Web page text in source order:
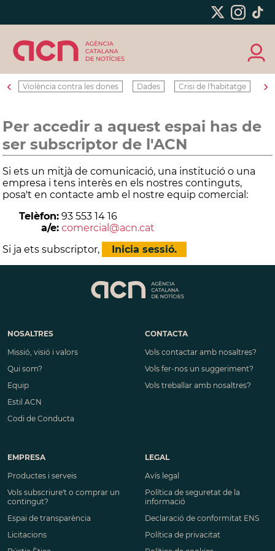
‹ Violència contra les dones Dades Crisi de l'habitatge ›
Per accedir a aquest espai has de
ser subscriptor de l'ACN
Si ets un mitjà de comunicació, una institució o una
empresa i tens interès en els nostres continguts,
posa't en contacte amb el nostre equip comercial:
Telèfon: 93 553 14 16
a/e: comercial@acn.cat
Si ja ets subscriptor, Inicia sessió.
NOSALTRES
Missió, visió i valors
Qui som?
Equip
Estil ACN
Codi de Conducta
CONTACTA
Vols contactar amb nosaltres?
Vols fer-nos un suggeriment?
Vols treballar amb nosaltres?
EMPRESA
Productes i serveis
Vols subscriure't o comprar un
contingut?
Espai de transparència
Licitacions
LEGAL
Avís legal
Política de seguretat de la
informació
Declaració de conformitat ENS
Política de privacitat